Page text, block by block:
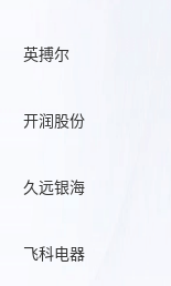
英搏尔
开润股份
久远银海
飞科电器